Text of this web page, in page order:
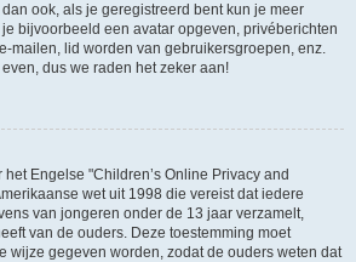
ook, als je geregistreerd bent kun je meer
bijvoorbeeld een avatar opgeven, privéberichten
mailen, lid worden van gebruikersgroepen, enz.
dus we raden het zeker aan!
Engelse "Children’s Online Privacy and
wet uit 1998 die vereist dat iedere
van jongeren onder de 13 jaar verzamelt,
van de ouders. Deze toestemming moet
wijze gegeven worden, zodat de ouders weten dat